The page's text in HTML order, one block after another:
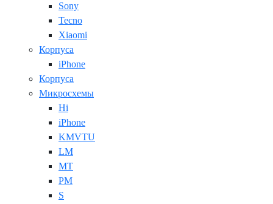
Sony
Tecno
Xiaomi
Корпуса
iPhone
Корпуса
Микросхемы
Hi
iPhone
KMVTU
LM
MT
PM
S